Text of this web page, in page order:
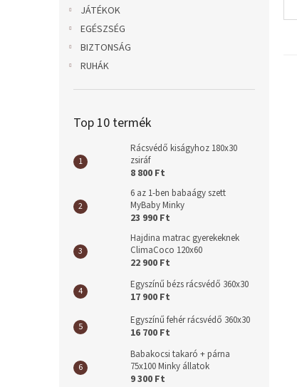
JÁTÉKOK
EGÉSZSÉG
BIZTONSÁG
RUHÁK
Top 10 termék
Rácsvédő kiságyhoz 180x30
zsiráf
8 800 Ft
6 az 1-ben babaágy szett
MyBaby Minky
23 990 Ft
Hajdina matrac gyerekeknek
ClimaCoco 120x60
22 900 Ft
Egyszínű bézs rácsvédő 360x30
17 900 Ft
Egyszínű fehér rácsvédő 360x30
16 700 Ft
Babakocsi takaró + párna
75x100 Minky állatok
9 300 Ft